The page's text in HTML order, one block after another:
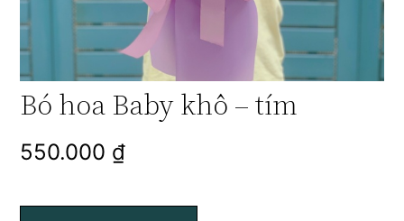
Bó hoa Baby khô – tím
550.000 ₫